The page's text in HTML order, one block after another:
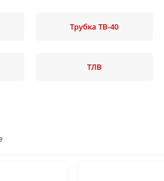
Трубка ТВ-40
ТЛВ